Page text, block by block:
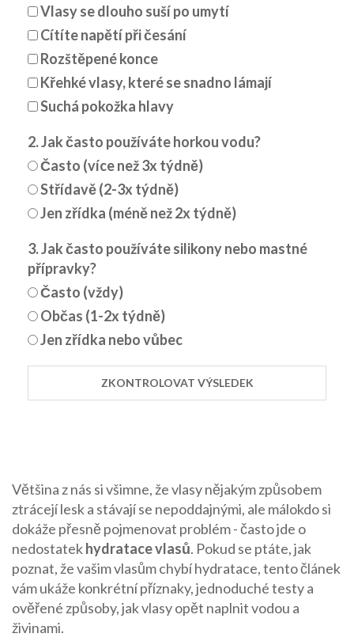
Vlasy se dlouho suší po umytí
Cítíte napětí při česání
Rozštěpené konce
Křehké vlasy, které se snadno lámají
Suchá pokožka hlavy
2. Jak často používáte horkou vodu?
Často (více než 3x týdně)
Střídavě (2-3x týdně)
Jen zřídka (méně než 2x týdně)
3. Jak často používáte silikony nebo mastné
přípravky?
Často (vždy)
Občas (1-2x týdně)
Jen zřídka nebo vůbec
ZKONTROLOVAT VÝSLEDEK
Většina z nás si všimne, že vlasy nějakým způsobem
ztrácejí lesk a stávají se nepoddajnými, ale málokdo si
dokáže přesně pojmenovat problém - často jde o
nedostatekhydratace vlasů. Pokud se ptáte, jak
poznat, že vašim vlasům chybí hydratace, tento článek
vám ukáže konkrétní příznaky, jednoduché testy a
ověřené způsoby, jak vlasy opět naplnit vodou a
živinami.